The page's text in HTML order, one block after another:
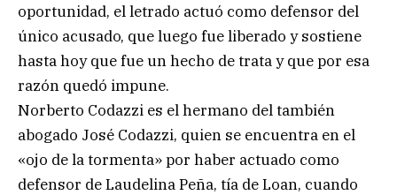
oportunidad, el letrado actuó como defensor del
único acusado, que luego fue liberado y sostiene
hasta hoy que fue un hecho de trata y que por esa
razón quedó impune.
Norberto Codazzi es el hermano del también
abogado José Codazzi, quien se encuentra en el
«ojo de la tormenta» por haber actuado como
defensor de Laudelina Peña, tía de Loan, cuando